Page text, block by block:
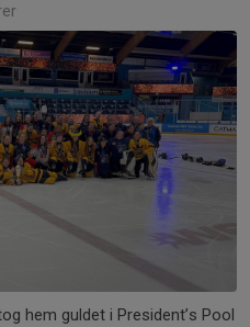
hem guldet i President’s Pool